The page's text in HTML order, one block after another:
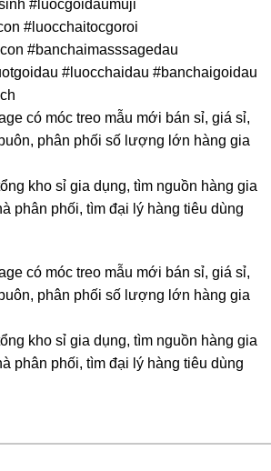
#luocgoidaumuji
#luocchaitocgoroi
#banchaimasssagedau
#luocchaidau #banchaigoidau
có móc treo mẫu mới bán sỉ, giá sỉ,
phân phối số lượng lớn hàng gia
kho sỉ gia dụng, tìm nguồn hàng gia
phân phối, tìm đại lý hàng tiêu dùng
có móc treo mẫu mới bán sỉ, giá sỉ,
phân phối số lượng lớn hàng gia
kho sỉ gia dụng, tìm nguồn hàng gia
phân phối, tìm đại lý hàng tiêu dùng